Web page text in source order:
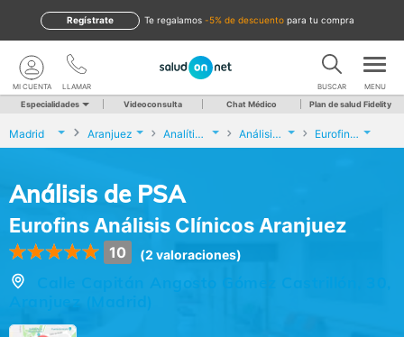
te regalamos -5% de descuento para tu compra
Regístrate
LLAMAR
MI CUENTA BUSCAR MENU
Especialidades Videoconsulta Chat Médico Plan de salud Fidelity
Madrid Aranjuez Analíticas y Genética Análisis de PSA Eurofins Análisis Clínicos Aranjuez
Análisis de PSA
Eurofins Análisis Clínicos Aranjuez
10 (2 valoraciones)
Calle Capitán Angosto Gómez Castrillón, 30,